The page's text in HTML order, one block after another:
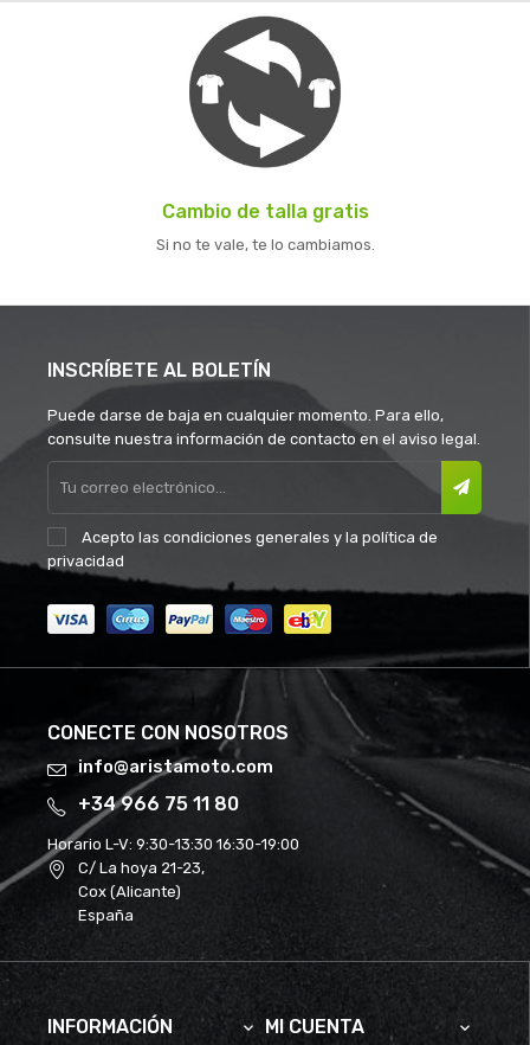
Cambio de talla gratis
Si no te vale, te lo cambiamos.
INSCRÍBETE AL BOLETÍN
Puede darse de baja en cualquier momento. Para ello,
consulte nuestra información de contacto en el aviso legal.
Acepto las condiciones generales y la política de
privacidad
CONECTE CON NOSOTROS
info@aristamoto.com
+34 966 75 11 80
Horario L-V: 9:30-13:30 16:30-19:00
C/ La hoya 21-23,
Cox (Alicante)
España
INFORMACIÓN  MI CUENTA 